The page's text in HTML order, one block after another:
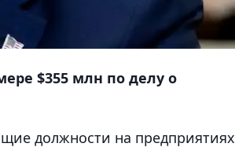
$355 млн по делу о
должности на